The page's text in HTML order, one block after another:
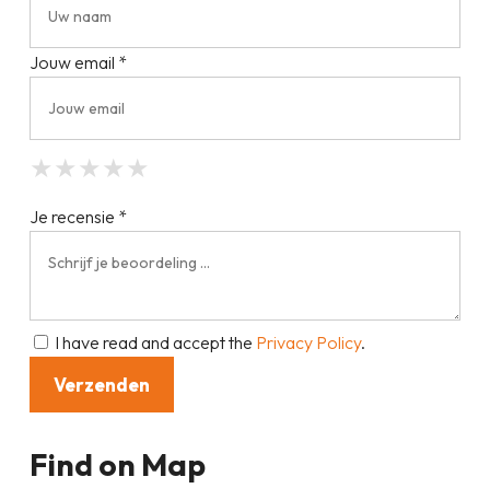
Jouw email *
★
★ ★
★ ★ ★
★ ★ ★ ★
★ ★ ★ ★ ★
Je recensie *
I have read and accept the Privacy Policy.
Find on Map